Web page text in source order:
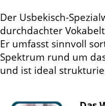
Der Usbekisch-
durchdachter
Er umfasst sinnvoll
Spektrum rund um
und ist ideal